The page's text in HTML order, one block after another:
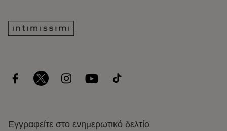
Εγγραφείτε στο ενημερωτικό δελτίο